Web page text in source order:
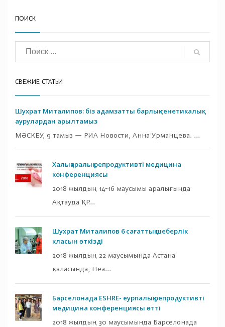
ПОИСК
СВЕЖИЕ СТАТЬИ
Шухрат Миталипов: біз адамзатты барлық генетикалық
аурулардан арылтамыз
МӘСКЕУ, 9 тамыз — РИА Новости, Анна Урманцева. ...
Халықаралық репродуктивті медицина
конференциясы
2018 жылдың 14-16 маусымы аралығында
Ақтауда ҚР...
Шухрат Миталипов 6 сағаттық шеберлік
класын өткізді
2018 жылдың 22 маусымында Астана
қаласында, Hea...
Барселонада ESHRE- еурпалық репродуктивті
медицина конференциясы өтті
2018 жылдың 30 маусымында Барселонада